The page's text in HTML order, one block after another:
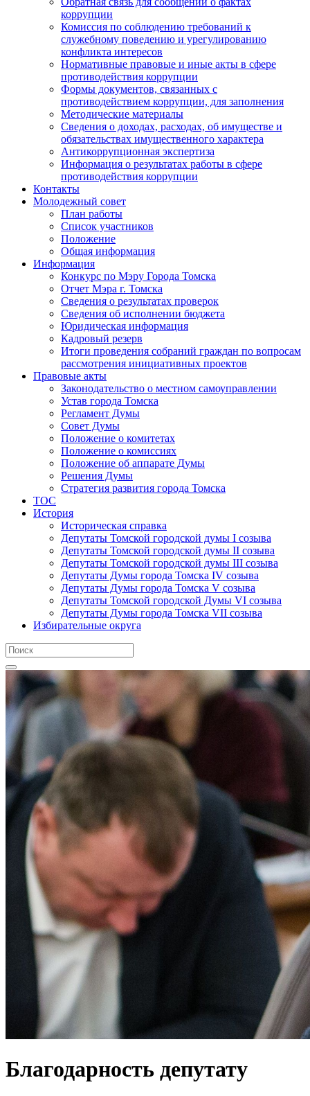
коррупции
Комиссия по соблюдению требований к
служебному поведению и урегулированию
конфликта интересов
Нормативные правовые и иные акты в сфере
противодействия коррупции
Формы документов, связанных с
противодействием коррупции, для заполнения
Методические материалы
Сведения о доходах, расходах, об имуществе и
обязательствах имущественного характера
Антикоррупционная экспертиза
Информация о результатах работы в сфере
противодействия коррупции
Контакты
Молодежный совет
План работы
Список участников
Положение
Общая информация
Информация
Конкурс по Мэру Города Томска
Отчет Мэра г. Томска
Сведения о результатах проверок
Сведения об исполнении бюджета
Юридическая информация
Кадровый резерв
Итоги проведения собраний граждан по вопросам
рассмотрения инициативных проектов
Правовые акты
Законодательство о местном самоуправлении
Устав города Томска
Регламент Думы
Совет Думы
Положение о комитетах
Положение о комиссиях
Положение об аппарате Думы
Решения Думы
Стратегия развития города Томска
ТОС
История
Историческая справка
Депутаты Томской городской думы I созыва
Депутаты Томской городской думы II созыва
Депутаты Томской городской думы III созыва
Депутаты Думы города Томска IV созыва
Депутаты Думы города Томска V созыва
Депутаты Томской городской Думы VI созыва
Депутаты Думы города Томска VII созыва
Избирательные округа
Благодарность депутату